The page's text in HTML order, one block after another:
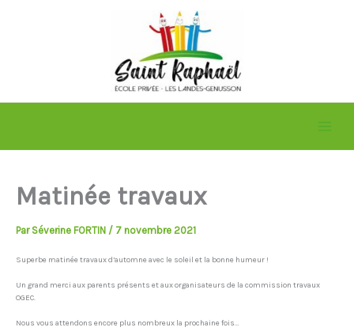
Matinée travaux
Par Séverine FORTIN / 7 novembre 2021
Superbe matinée travaux d’automne avec le soleil et la bonne humeur !
Un grand merci aux parents présents et aux organisateurs de la commission travaux
OGEC.
Nous vous attendons encore plus nombreux la prochaine fois…